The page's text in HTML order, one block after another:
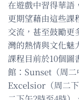
在遊戲中習得華語
更期望藉由這些課
交流，甚至鼓勵更
灣的熱情與文化魅
課程目前於10個圖
館：Sunset（周二
Excelsior（周二